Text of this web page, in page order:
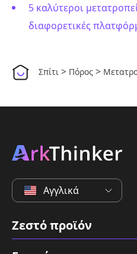
5 καλύτεροι
διαφορετικές
Σπίτι > Πόρος >
Αγγλικά
Ζεστό προϊόν